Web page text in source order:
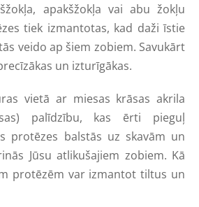
apakšžokļa vai abu žokļu
tiek izmantotas, kad daži īstie
veido ap šiem zobiem. Savukārt
un izturīgākas.
vietā ar miesas krāsas akrila
palīdzību, kas ērti pieguļ
protēzes balstās uz skavām un
Jūsu atlikušajiem zobiem. Kā
protēzēm var izmantot tiltus un